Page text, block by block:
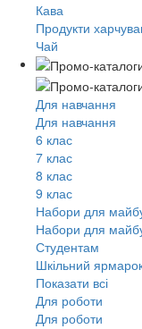
Кава
Продукти
Чай
Для навчання
Для навчання
6 клас
7 клас
8 клас
9 клас
Набори для
Набори для
Студентам
Шкільний
Показати всі
Для роботи
Для роботи